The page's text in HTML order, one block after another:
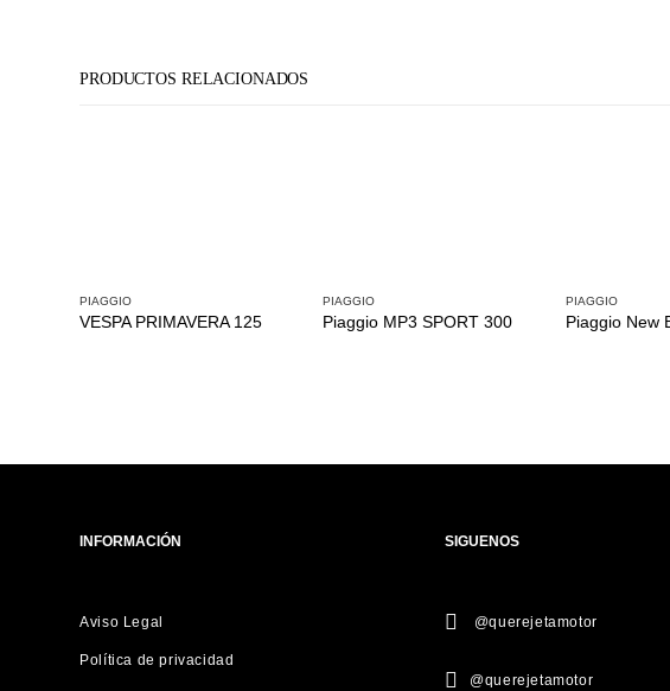
PRODUCTOS RELACIONADOS
PIAGGIO
VESPA PRIMAVERA 125
PIAGGIO
Piaggio MP3 SPORT 300
PIAGGIO
Piaggio New
INFORMACIÓN
Aviso Legal
Política de privacidad
SIGUENOS
@querejetamotor
@querejetamotor